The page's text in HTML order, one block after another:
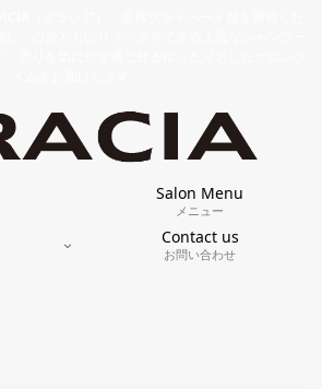
Salon Menu
メニュー
Contact us
お問い合わせ